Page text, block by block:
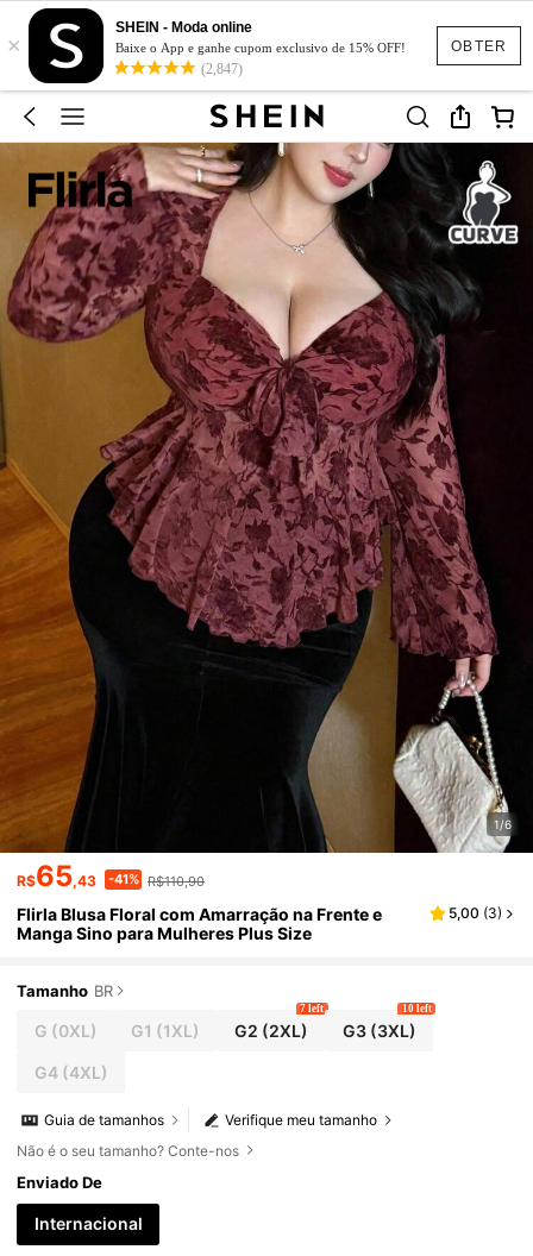
OBTER
×
SHEIN - Moda online
Baixe o App e ganhe cupom exclusivo de 15% OFF!
(2,847)
1/6
R$65,43 -41% R$110,90
Flirla Blusa Floral com Amarração na Frente e
Manga Sino para Mulheres Plus Size
5,00 (3)
Tamanho BR
G (0XL) G1 (1XL) G2 (2XL)
7 left
G3(3XL)
10 left
G4(4XL)
Verifique meu tamanho
Guia de tamanhos
Não é o seu tamanho? Conte-nos
Enviado De
Internacional